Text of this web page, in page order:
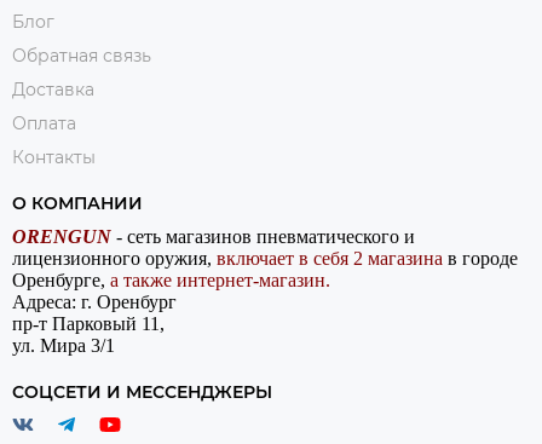
Блог
Обратная связь
Доставка
Оплата
Контакты
О КОМПАНИИ
ORENGUN - сеть магазинов пневматического и
лицензионного оружия, включает в себя 2 магазина в городе
Оренбурге, а также интернет-магазин.
Адреса: г. Оренбург
пр-т Парковый 11,
ул. Мира 3/1
СОЦСЕТИ И МЕССЕНДЖЕРЫ